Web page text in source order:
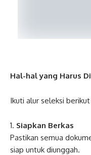
Hal-hal yang Harus
Ikuti alur seleksi
Siapkan Berkas
Pastikan semua
siap untuk diunggah.